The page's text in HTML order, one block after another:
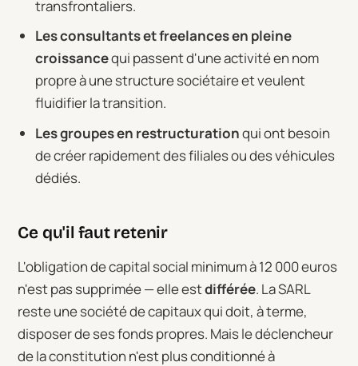
transfrontaliers.
Les consultants et freelances en pleine
croissancequi passent d'une activité en nom
propre à une structure sociétaire et veulent
fluidifier la transition.
Les groupes en restructurationqui ont besoin
de créer rapidement des filiales ou des véhicules
dédiés.
Ce qu'il faut retenir
L'obligation de capital social minimum à 12 000 euros
n'est pas supprimée — elle estdifférée. La SARL
reste une société de capitaux qui doit, à terme,
disposer de ses fonds propres. Mais le déclencheur
de la constitution n'est plus conditionné à